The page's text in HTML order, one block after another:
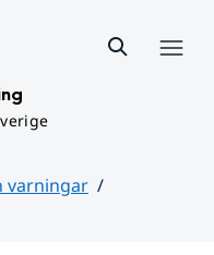
varningar